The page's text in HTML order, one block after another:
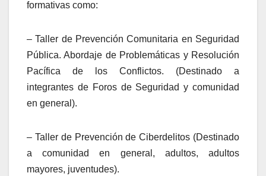
formativas como:
– Taller de Prevención Comunitaria en Seguridad
Pública. Abordaje de Problemáticas y Resolución
Pacífica de los Conflictos. (Destinado a
integrantes de Foros de Seguridad y comunidad
en general).
– Taller de Prevención de Ciberdelitos (Destinado
a comunidad en general, adultos, adultos
mayores, juventudes).